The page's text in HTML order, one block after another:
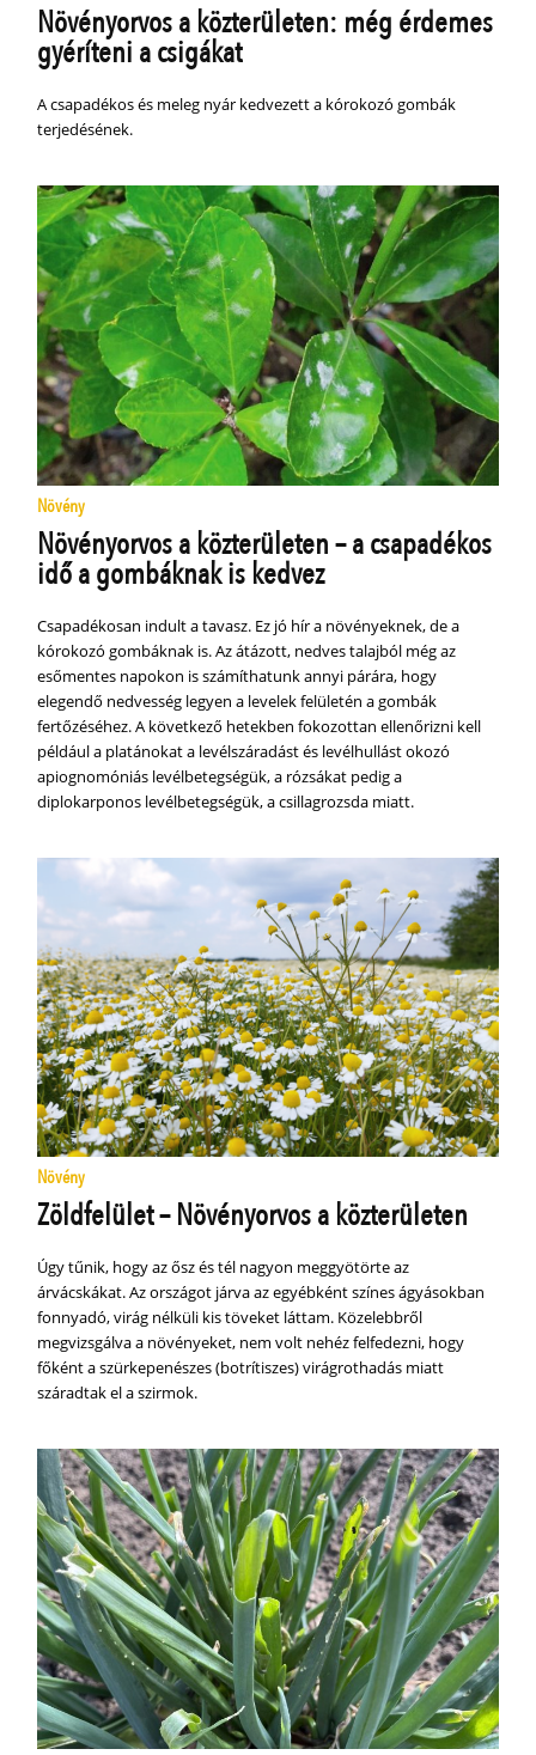
Növényorvos a közterületen: még érdemes
gyéríteni a csigákat
A csapadékos és meleg nyár kedvezett a kórokozó gombák
terjedésének.
Növény
Növényorvos a közterületen – a csapadékos
idő a gombáknak is kedvez
Csapadékosan indult a tavasz. Ez jó hír a növényeknek, de a
kórokozó gombáknak is. Az átázott, nedves talajból még az
esőmentes napokon is számíthatunk annyi párára, hogy
elegendő nedvesség legyen a levelek felületén a gombák
fertőzéséhez. A következő hetekben fokozottan ellenőrizni kell
például a platánokat a levélszáradást és levélhullást okozó
apiognomóniás levélbetegségük, a rózsákat pedig a
diplokarponos levélbetegségük, a csillagrozsda miatt.
Növény
Zöldfelület – Növényorvos a közterületen
Úgy tűnik, hogy az ősz és tél nagyon meggyötörte az
árvácskákat. Az országot járva az egyébként színes ágyásokban
fonnyadó, virág nélküli kis töveket láttam. Közelebbről
megvizsgálva a növényeket, nem volt nehéz felfedezni, hogy
főként a szürkepenészes (botrítiszes) virágrothadás miatt
száradtak el a szirmok.